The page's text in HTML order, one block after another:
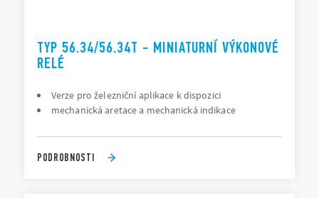
TYP 56.34/56.34T - MINIATURNÍ VÝKONOVÉ
RELÉ
Verze pro železniční aplikace k dispozici
mechanická aretace a mechanická indikace
PODROBNOSTI